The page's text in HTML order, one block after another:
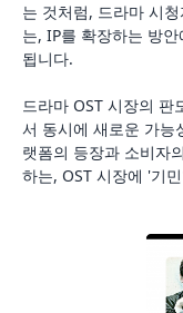
는 것처럼, 드라마 시
는, IP를 확장하는 방
됩니다.
드라마 OST 시장의 판
서 동시에 새로운 가능
랫폼의 등장과 소비자
하는, OST 시장에 '기